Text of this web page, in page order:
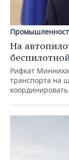
На
Рифкат
транспорта на